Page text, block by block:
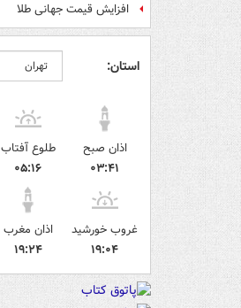
افزایش قیمت جهانی طلا
استان:
اذان صبح
۰۳:۴۱
طلوع آفتاب
۰۵:۱۶
غروب خورشید
۱۹:۰۴
اذان مغرب
۱۹:۲۴